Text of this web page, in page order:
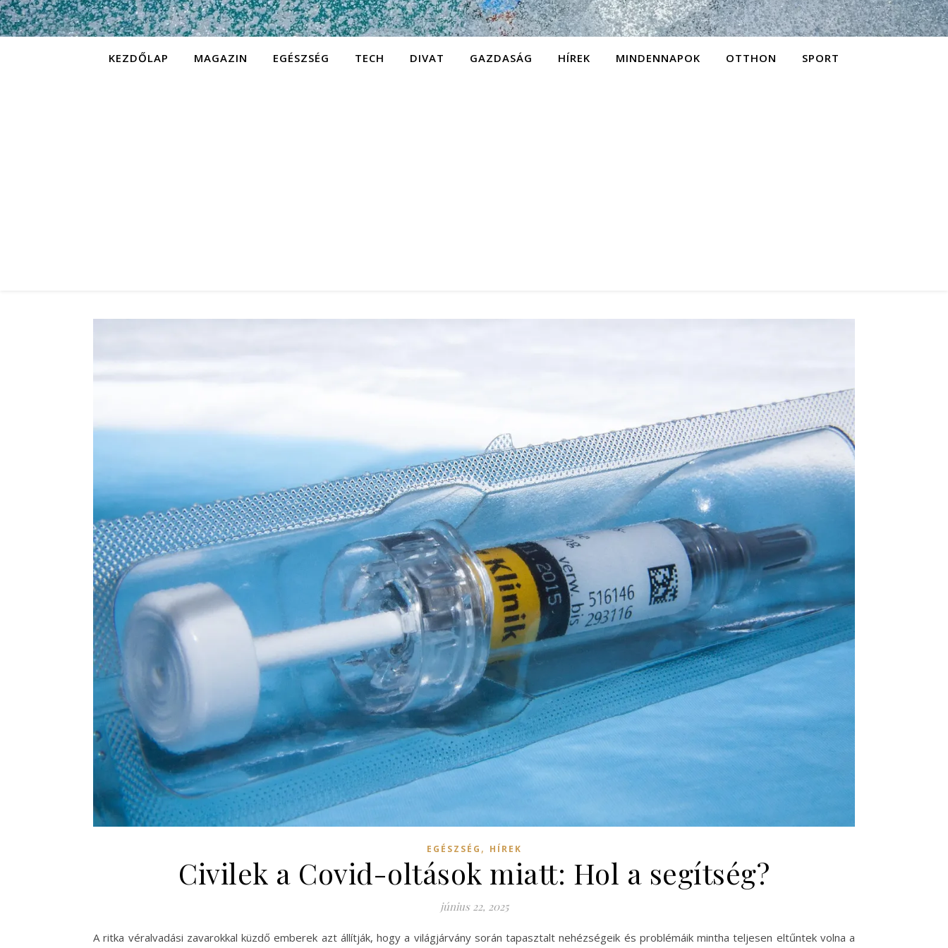
KEZDŐLAP MAGAZIN EGÉSZSÉG TECH DIVAT GAZDASÁG HÍREK MINDENNAPOK OTTHON SPORT
EGÉSZSÉG , HÍREK
Civilek a Covid-oltások miatt: Hol a segítség?
június 22, 2025
A ritka véralvadási zavarokkal küzdő emberek azt állítják, hogy a világjárvány során tapasztalt nehézségeik és problémáik mintha teljesen eltűntek volna a